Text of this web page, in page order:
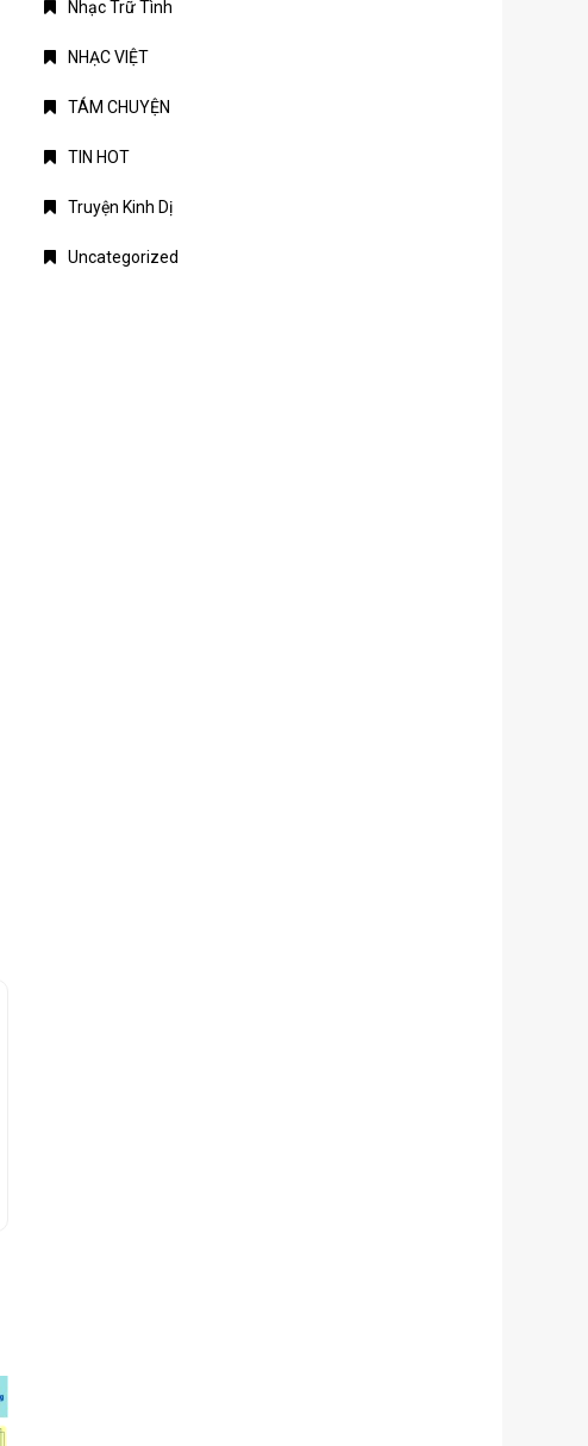
Nhạc Trữ Tình
NHẠC VIỆT
TÁM CHUYỆN
TIN HOT
Truyện Kinh Dị
Uncategorized